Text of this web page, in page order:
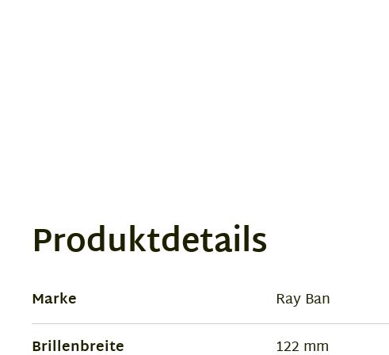
Produktdetails
Marke
Ray Ban
Brillenbreite
122 mm